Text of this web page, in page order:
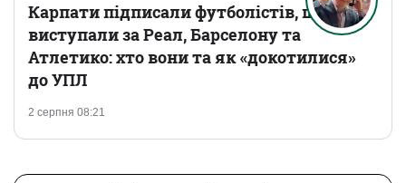
2 серпня 08:21
Карпати підписали футболістів, що
виступали за Реал, Барселону та
Атлетико: хто вони та як «докотилися»
до УПЛ